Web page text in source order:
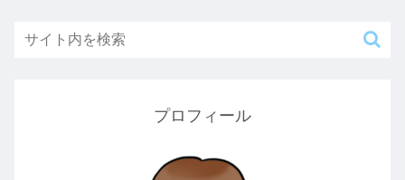
プロフィール